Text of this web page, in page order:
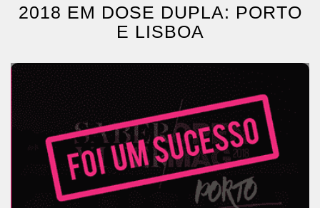
2018 EM DOSE DUPLA: PORTO
E LISBOA